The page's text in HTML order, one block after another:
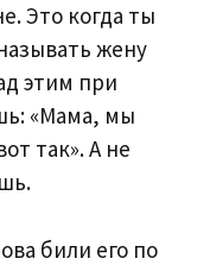
Это когда ты
жену
этим при
«Мама, мы
так». А не
били его по